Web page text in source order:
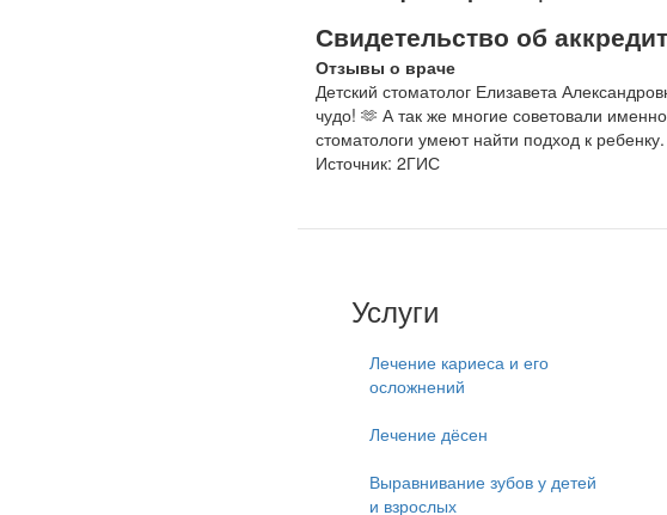
Свидетельство об
Отзывы о враче
Детский стоматолог Елизавета
чудо! 🫶 А так же многие советовали
стоматологи умеют найти подход к
Источник: 2ГИС
Услуги
Лечение кариеса и его
осложнений
Лечение дёсен
Выравнивание зубов у детей
и взрослых